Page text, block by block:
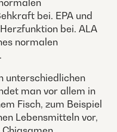
bei. EPA und
bei. ALA
normalen
unterschiedlichen
man vor allem in
Fisch, zum Beispiel
Lebensmitteln vor,